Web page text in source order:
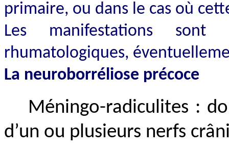
primaire, ou dans le cas où
Les manifestations
rhumatologiques,
La neuroborréliose précoce
Méningo-radiculites :
d’un ou plusieurs nerfs